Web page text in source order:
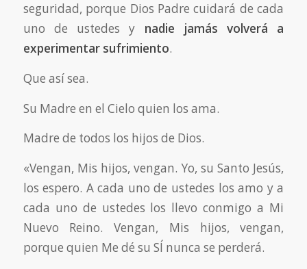
seguridad, porque Dios Padre cuidará de cada
uno de ustedes y nadie jamás volverá a
experimentar sufrimiento.
Que así sea.
Su Madre en el Cielo quien los ama.
Madre de todos los hijos de Dios.
«Vengan, Mis hijos, vengan. Yo, su Santo Jesús,
los espero. A cada uno de ustedes los amo y a
cada uno de ustedes los llevo conmigo a Mi
Nuevo Reino. Vengan, Mis hijos, vengan,
porque quien Me dé su SÍ nunca se perderá.